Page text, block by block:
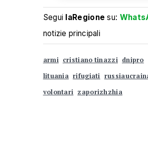
Segui laRegione su:
notizie principali
armi cristiano tinazzi dnipro
lituania rifugiati
volontari zaporizhzhia